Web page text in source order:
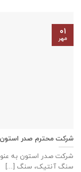
شرکت محترم صدر استون
شرکت صدر استون به
سنگ آنتیک، سنگ [...]
۰۱
مهر